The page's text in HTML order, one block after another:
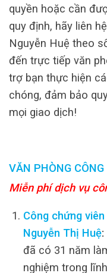
quyền hoặc cần
quy định, hãy liên
Nguyễn Huệ theo
đến trực tiếp văn
trợ bạn thực hiện
chóng, đảm bảo
mọi giao dịch!
VĂN PHÒNG
Miễn phí dịch vụ
Công chứng
Nguyễn Thị Huệ:
đã có 31 năm
nghiệm trong